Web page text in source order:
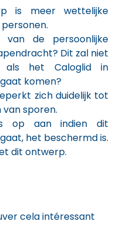
is meer wettelijke
de persoonlijke
Dit zal niet
als het Caloglid in
komen?
zich duidelijk tot
sporen.
op aan indien dit
het beschermd is.
dit ontwerp.
cela intéressant